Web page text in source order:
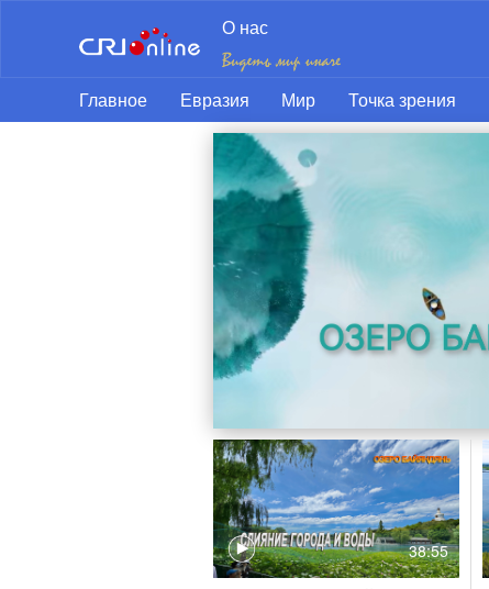
О нас
Главное Евразия Мир Точка зрения
38:55